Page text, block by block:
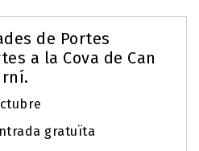
de Portes
a la Cova de Can
gratuïta